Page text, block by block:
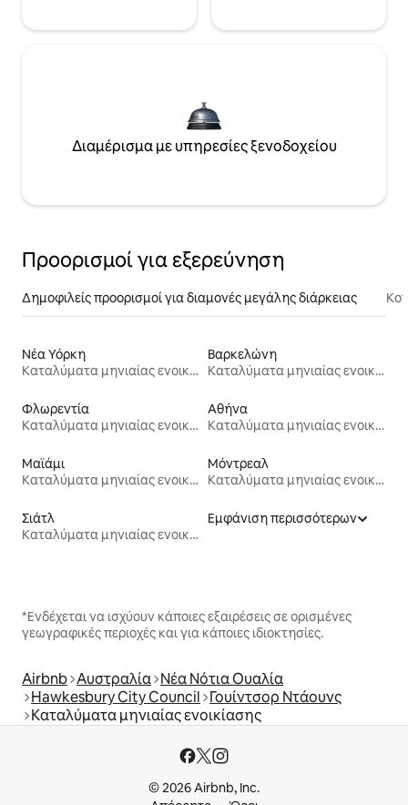
Διαμέρισμα με υπηρεσίες ξενοδοχείου
Προορισμοί για εξερεύνηση
Δημοφιλείς προορισμοί για διαμονές μεγάλης διάρκειας
Νέα Υόρκη
Καταλύματα μηνιαίας ενοικίασης
Βαρκελώνη
Καταλύματα μηνιαίας ενοικίασης
Φλωρεντία
Καταλύματα μηνιαίας ενοικίασης
Αθήνα
Καταλύματα μηνιαίας ενοικίασης
Μαϊάμι
Καταλύματα μηνιαίας ενοικίασης
Μόντρεαλ
Καταλύματα μηνιαίας ενοικίασης
Σιάτλ
Καταλύματα μηνιαίας ενοικίασης
Εμφάνιση περισσότερων
*Ενδέχεται να ισχύουν κάποιες εξαιρέσεις σε ορισμένες
γεωγραφικές περιοχές και για κάποιες ιδιοκτησίες.
Airbnb Αυστραλία Νέα Νότια Ουαλία
Hawkesbury City Council Γουίντσορ Ντάουνς
Καταλύματα μηνιαίας ενοικίασης
© 2026 Airbnb, Inc.